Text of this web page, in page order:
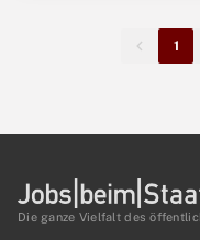
1
Die ganze Vielfalt des